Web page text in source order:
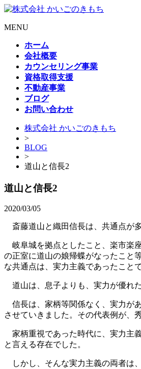
MENU
ホーム
会社概要
カウンセリング事業
資格取得支援
不動産事業
ブログ
お問い合わせ
株式会社 かいごのきもち
>
BLOG
>
道山と信長2
道山と信長2
2020/03/05
斎藤道山と織田信長は、共通点が多
岐阜城を拠点としたこと、楽市楽
の正室に道山の娘帰蝶がなったこと
な共通点は、実力主義であったこと
道山は、息子よりも、実力が優れ
信長は、家柄等関係なく、実力が
させていきました。その代表例が、
家柄重視であった時代に、実力主
と言える存在でした。
しかし、そんな実力主義の両者は